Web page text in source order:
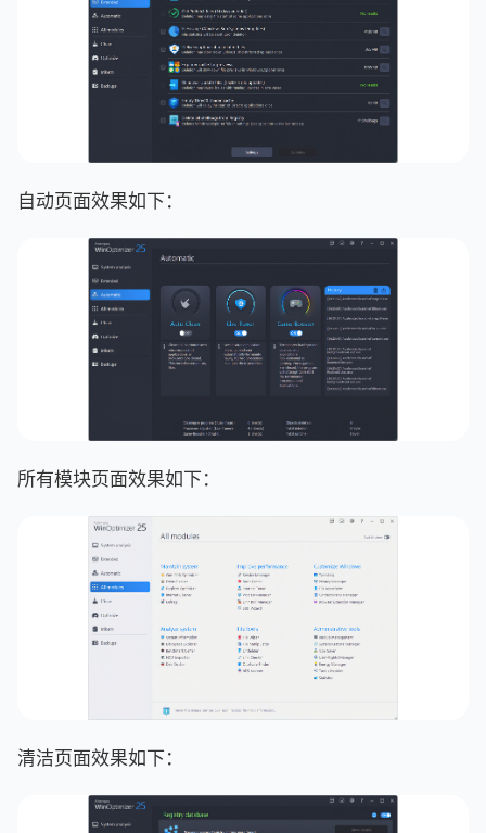
自动页面效果如下：
所有模块页面效果如下：
清洁页面效果如下：